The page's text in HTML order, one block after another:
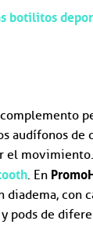
botilitos
audífonos de
movimiento.
. En
diadema, con
pods de